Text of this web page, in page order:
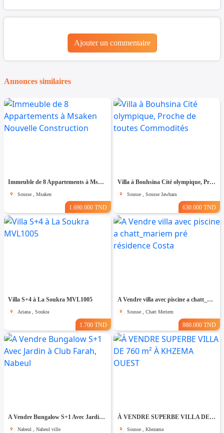
Ajouter un commentaire
Annonces similaires
Immeuble de 8 Appartements à Msaken Nouvelle Construction
Sousse , Msaken
1.690.000 TND
Villa à Bouhsina Cité olympique, Proche de toutes Commodités
Sousse , Sousse Jawhara
630.000 TND
Villa S+4 à La Soukra MVL1005
Ariana , Soukra
1.700 TND
A Vendre villa avec piscine a chatt_mariem pré résidence Costa
Sousse , Chatt Meriem
880.000 TND
A Vendre Bungalow S+1 Avec Jardin à Club Farah, Nabeul
Nabeul , Nabeul ville
À VENDRE SUPERBE VILLA DE 760 m² À KHZEMA OUEST
Sousse , Khezama